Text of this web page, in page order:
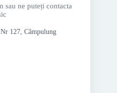
sau ne puteți contacta
127, Câmpulung